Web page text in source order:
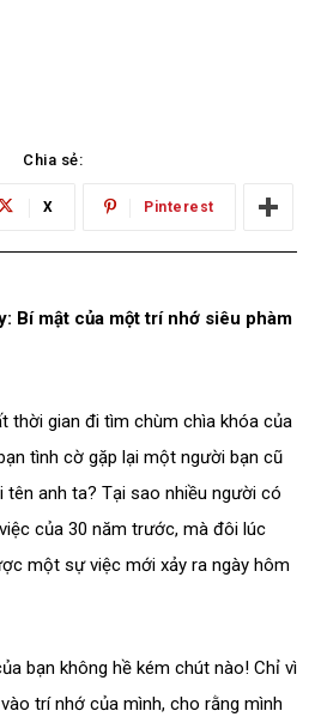
Chia sẻ:
X Pinterest
Bí mật của một trí nhớ siêu phàm
thời gian đi tìm chùm chìa khóa của
tình cờ gặp lại một người bạn cũ
tên anh ta? Tại sao nhiều người có
của 30 năm trước, mà đôi lúc
một sự việc mới xảy ra ngày hôm
bạn không hề kém chút nào! Chỉ vì
trí nhớ của mình, cho rằng mình